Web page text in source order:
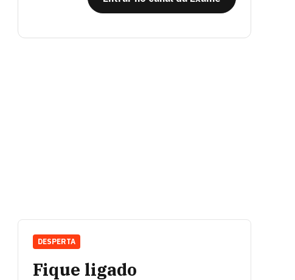
Fique ligado
DESPERTA